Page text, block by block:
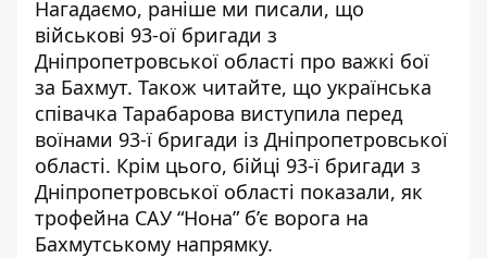
Нагадаємо, раніше ми писали, що
військові 93-ої бригади з
Дніпропетровської області про важкі бої
за Бахмут. Також читайте, що українська
співачка Тарабарова виступила перед
воїнами 93-ї бригади із Дніпропетровської
області. Крім цього, бійці 93-ї бригади з
Дніпропетровської області показали, як
трофейна САУ “Нона” б’є ворога на
Бахмутському напрямку.